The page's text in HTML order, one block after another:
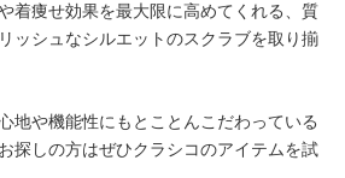
着痩せ効果を最大限に高めてくれる、質
ッシュなシルエットのスクラブを取り揃
地や機能性にもとことんこだわっている
探しの方はぜひクラシコのアイテムを試